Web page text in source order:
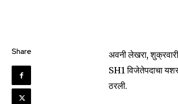
Join our
Share
अवनी लेखरा,
SH1 विजेतेपदाचा
ठरली.